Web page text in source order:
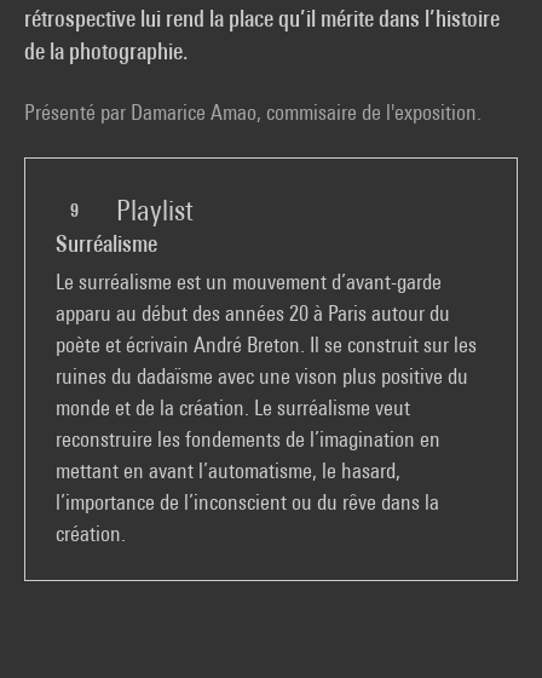
rétrospective lui rend la place qu’il mérite dans l’histoire
de la photographie.
Présenté par Damarice Amao, commisaire de l'exposition.
9 Playlist
Surréalisme
Le surréalisme est un mouvement d’avant-garde
apparu au début des années 20 à Paris autour du
poète et écrivain André Breton. Il se construit sur les
ruines du dadaïsme avec une vison plus positive du
monde et de la création. Le surréalisme veut
reconstruire les fondements de l’imagination en
mettant en avant l’automatisme, le hasard,
l’importance de l’inconscient ou du rêve dans la
création.